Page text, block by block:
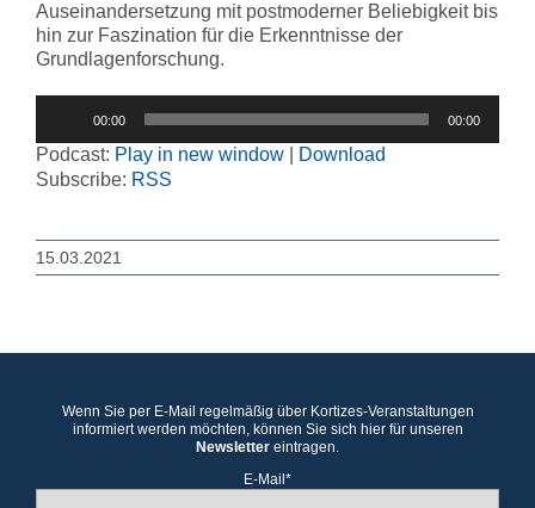
Auseinandersetzung mit postmoderner Beliebigkeit bis
hin zur Faszination für die Erkenntnisse der
Grundlagenforschung.
00:00 00:00
Podcast: Play in new window
Download
Subscribe: RSS
15.03.2021
Wenn Sie per E-Mail regelmäßig über Kortizes-Veranstaltungen
informiert werden möchten, können Sie sich hier für unseren
Newsletter eintragen.
E-Mail*